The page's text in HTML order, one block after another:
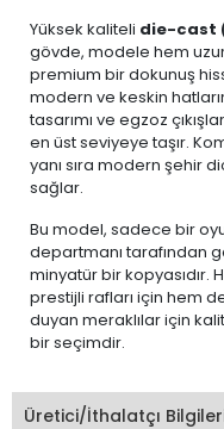
Yüksek kaliteli die-cast
gövde, modele hem
premium bir dokunuş
modern ve keskin
tasarımı ve egzoz
en üst seviyeye taşır.
yanı sıra modern şehir
sağlar.
Bu model, sadece bir
departmanı tarafından
minyatür bir kopyasıdır.
prestijli rafları için hem
duyan meraklılar için
bir seçimdir.
Üretici/İthalatçı